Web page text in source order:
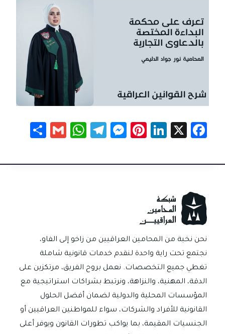
Fa
e
o
ok
X
Li
e
Pi
er
M
se
Te
gr
W
at
G
ail
ar
نحن نخبة من المحامين العراقيين من زاخو إلى الفاو،
نجتمع تحت راية واحدة لنقدم خدمات قانونية شاملة
تغطي جميع التخصصات. نعمل بروح الفريق، مرتكزين على
الدقة، المهنية، والنزاهة، ونرتبط بشراكات استراتيجية مع
المؤسسات المحلية والدولية لضمان أفضل الحلول
القانونية للأفراد والشركات، سواء للمواطنين العراقيين أو
الجنسيات المقيمة، بما يواكب تطورات القانون ويوفر أعلى